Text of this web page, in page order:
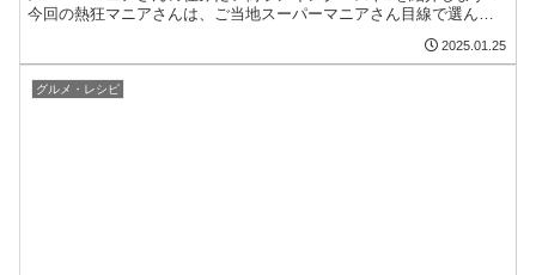
今回の熱狂マニアさんは、ご当地スーパーマニアさん目線で選んだ
ぶとご当地スーパー優先の魅力的な街が続々！今回の記事では、ご
当地スーパーマニアさんの住みたい街ランキングベスト5をまとめま
す。ご当地スーパーマニアさ...
2025.01.25
グルメ・レシピ